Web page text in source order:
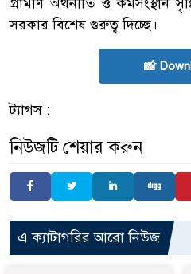
সরকার বিশেষ গুরুত্ব দিচ্ছে।
📸
ট্যাগস :
নিউজটি শেয়ার করুন
এ ক্যাটাগরির আরো নিউজ